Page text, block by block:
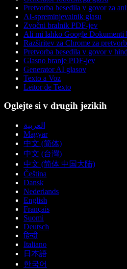
Pretvorba besedila v govor za
AI-spreminjevalnik glasu
Zvočni bralnik PDF-jev
Ali mi lahko Google Dokumenti
Razširitev za Chrome za
Pretvorba besedila v govor v
Glasno branje PDF-jev
Generator AI glasov
Texto a Voz
Leitor de Texto
Oglejte si v drugih jezikih
العربية
Magyar
中文 (简体)
中文 (台灣)
中文 (简体 中国大陆)
Čeština
Dansk
Nederlands
English
Français
Suomi
Deutsch
हिन्दी
Italiano
日本語
한국어